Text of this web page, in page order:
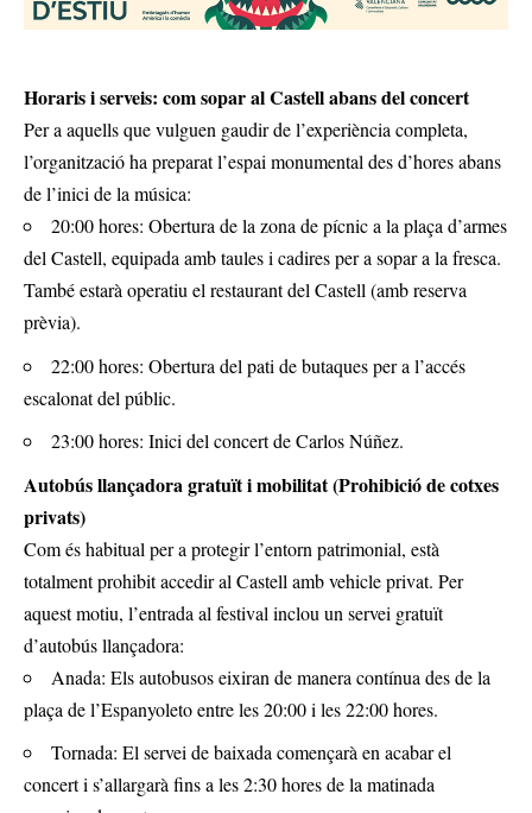
Horaris i serveis: com sopar al Castell abans del concert
Per a aquells que vulguen gaudir de l’experiència completa,
l’organització ha preparat l’espai monumental des d’hores abans
de l’inici de la música:
20:00 hores: Obertura de la zona de pícnic a la plaça d’armes
del Castell, equipada amb taules i cadires per a sopar a la fresca.
També estarà operatiu el restaurant del Castell (amb reserva
prèvia).
22:00 hores: Obertura del pati de butaques per a l’accés
escalonat del públic.
23:00 hores: Inici del concert de Carlos Núñez.
Autobús llançadora gratuït i mobilitat (Prohibició de cotxes
privats)
Com és habitual per a protegir l’entorn patrimonial, està
totalment prohibit accedir al Castell amb vehicle privat. Per
aquest motiu, l’entrada al festival inclou un servei gratuït
d’autobús llançadora:
Anada: Els autobusos eixiran de manera contínua des de la
plaça de l’Espanyoleto entre les 20:00 i les 22:00 hores.
Tornada: El servei de baixada començarà en acabar el
concert i s’allargarà fins a les 2:30 hores de la matinada